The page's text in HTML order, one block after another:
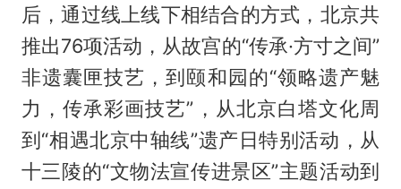
后，通过线上线下相结合的方式，北京共
推出76项活动，从故宫的“传承·方寸之间”
非遗囊匣技艺，到颐和园的“领略遗产魅
力，传承彩画技艺”，从北京白塔文化周
到“相遇北京中轴线”遗产日特别活动，从
十三陵的“文物法宣传进景区”主题活动到